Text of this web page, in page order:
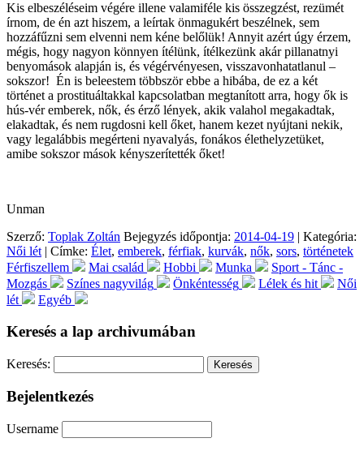
Kis elbeszéléseim végére illene valamiféle kis összegzést, rezümét
írnom, de én azt hiszem, a leírtak önmagukért beszélnek, sem
hozzáfűzni sem elvenni nem kéne belőlük! Annyit azért úgy érzem,
mégis, hogy nagyon könnyen ítélünk, ítélkezünk akár pillanatnyi
benyomások alapján is, és végérvényesen, visszavonhatatlanul –
sokszor! Én is beleestem többször ebbe a hibába, de ez a két
történet a prostituáltakkal kapcsolatban megtanított arra, hogy ők is
hús-vér emberek, nők, és érző lények, akik valahol megakadtak,
elakadtak, és nem rugdosni kell őket, hanem kezet nyújtani nekik,
vagy legalábbis megérteni nyavalyás, fonákos élethelyzetüket,
amibe sokszor mások kényszerítették őket!
Unman
Szerző: Toplak Zoltán Bejegyzés időpontja: 2014-04-19 | Kategória:
Női lét | Címke: Élet, emberek, férfiak, kurvák, nők, sors, történetek
Férfiszellem
Mai család Hobbi Munka
Sport - Tánc -
Mozgás
Színes nagyvilág Önkéntesség Lélek és hit
Női
lét
Egyéb
Keresés a lap archivumában
Keresés:
Bejelentkezés
Username